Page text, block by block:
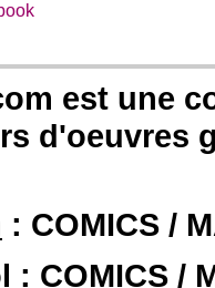
est une
d'oeuvres
: COMICS /
: COMICS /